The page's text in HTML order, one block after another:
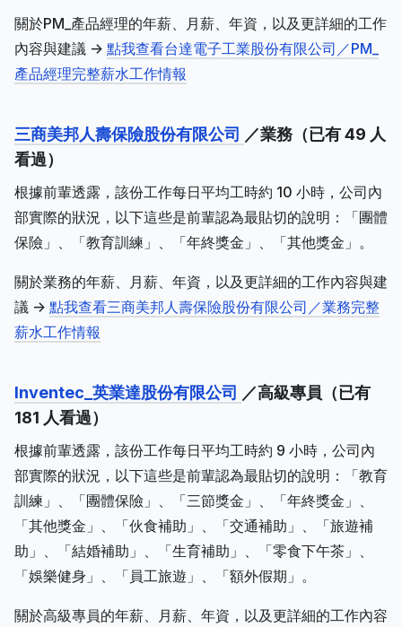
關於PM_產品經理的年薪、月薪、年資，以及更詳細的工作
內容與建議 -> 點我查看台達電子工業股份有限公司／PM_
產品經理完整薪水工作情報
三商美邦人壽保險股份有限公司 ／業務（已有 49 人
看過）
根據前輩透露，該份工作每日平均工時約 10 小時，公司內
部實際的狀況，以下這些是前輩認為最貼切的說明：「團體
保險」、「教育訓練」、「年終獎金」、「其他獎金」。
關於業務的年薪、月薪、年資，以及更詳細的工作內容與建
議 -> 點我查看三商美邦人壽保險股份有限公司／業務完整
薪水工作情報
Inventec_英業達股份有限公司 ／高級專員（已有
181 人看過）
根據前輩透露，該份工作每日平均工時約 9 小時，公司內
部實際的狀況，以下這些是前輩認為最貼切的說明：「教育
訓練」、「團體保險」、「三節獎金」、「年終獎金」、
「其他獎金」、「伙食補助」、「交通補助」、「旅遊補
助」、「結婚補助」、「生育補助」、「零食下午茶」、
「娛樂健身」、「員工旅遊」、「額外假期」。
關於高級專員的年薪、月薪、年資，以及更詳細的工作內容